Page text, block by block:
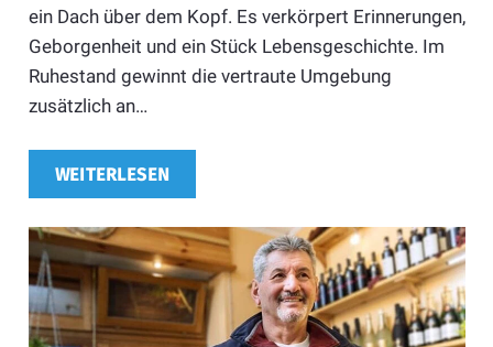
ein Dach über dem Kopf. Es verkörpert Erinnerungen,
Geborgenheit und ein Stück Lebensgeschichte. Im
Ruhestand gewinnt die vertraute Umgebung
zusätzlich an…
WEITERLESEN